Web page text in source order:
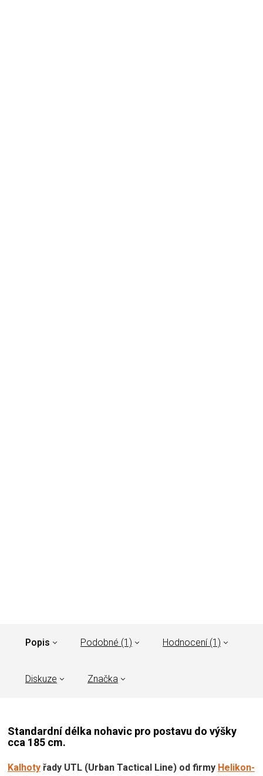
Popis Podobné (1) Hodnocení (1)
Diskuze Značka
Standardní délka nohavic pro postavu do výšky
cca 185 cm.
Kalhoty řady UTL (Urban Tactical Line) od firmy Helikon-